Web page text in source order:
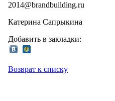
2014@brandbuilding.ru
Катерина Сапрыкина
Добавить в закладки:
Возврат к списку